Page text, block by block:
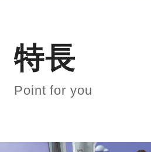
特長
Point for you